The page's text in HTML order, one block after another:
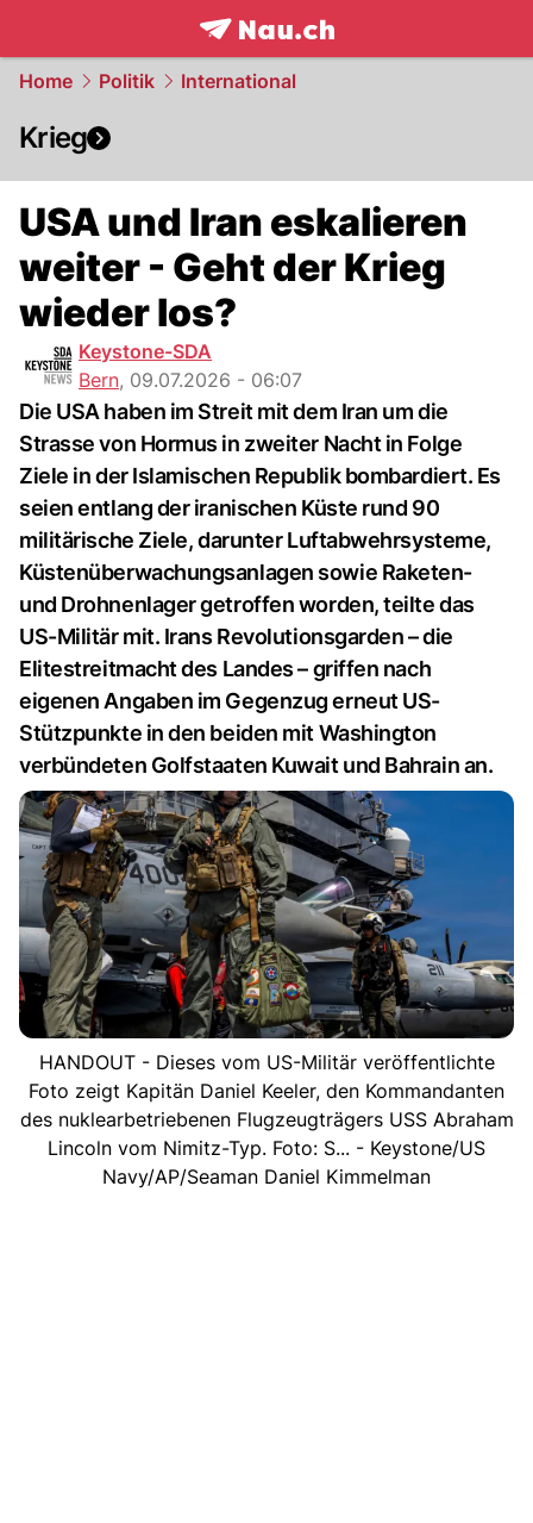
frontpage.NAU.ch
Home Politik International
Krieg
USA und Iran eskalieren
weiter - Geht der Krieg
wieder los?
Keystone-SDA
Bern, 09.07.2026 - 06:07
Die USA haben im Streit mit dem Iran um die
Strasse von Hormus in zweiter Nacht in Folge
Ziele in der Islamischen Republik bombardiert. Es
seien entlang der iranischen Küste rund 90
militärische Ziele, darunter Luftabwehrsysteme,
Küstenüberwachungsanlagen sowie Raketen-
und Drohnenlager getroffen worden, teilte das
US-Militär mit. Irans Revolutionsgarden – die
Elitestreitmacht des Landes – griffen nach
eigenen Angaben im Gegenzug erneut US-
Stützpunkte in den beiden mit Washington
verbündeten Golfstaaten Kuwait und Bahrain an.
HANDOUT - Dieses vom US-Militär veröffentlichte
Foto zeigt Kapitän Daniel Keeler, den Kommandanten
des nuklearbetriebenen Flugzeugträgers USS Abraham
Lincoln vom Nimitz-Typ. Foto: S... - Keystone/US
Navy/AP/Seaman Daniel Kimmelman